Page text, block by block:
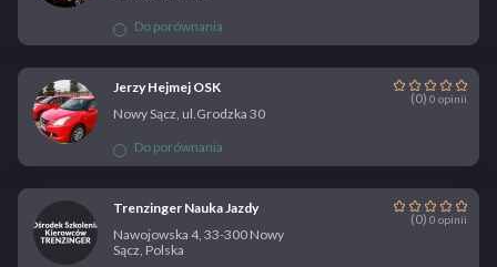
Do porównania
Jerzy Hejmej OSK
(0) 0 opinii
Nowy Sącz, ul.Grodzka 30
Do porównania
Trenzinger Nauka Jazdy
(0) 0 opinii
Nawojowska 4, 33-300 Nowy
Sącz, Polska